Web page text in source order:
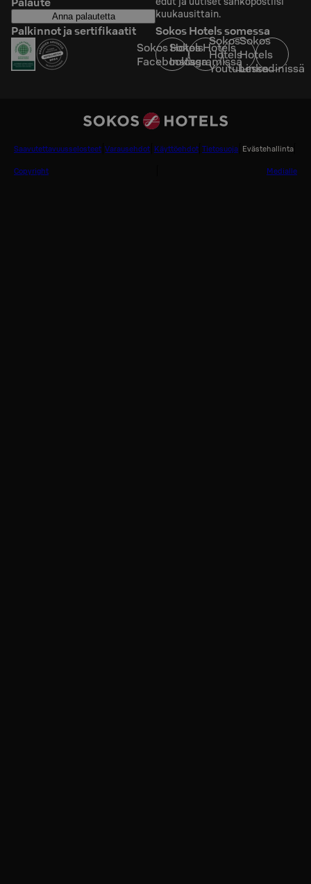
Anna palautetta
kuukausittain.
Palkinnot ja sertifikaatit
Sokos Hotels somessa
Sokos Hotels
Facebookissa
Sokos Hotels
Instagramissa
Sokos
Hotels
Youtubessa
Sokos
Hotels
Linkedinissä
Saavutettavuusselosteet Varausehdot Käyttöehdot Tietosuoja Evästehallinta
Copyright Medialle